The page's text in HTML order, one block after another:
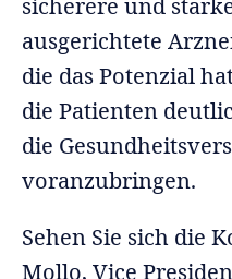
sicherere und
ausgerichtete
die das Potenzial
die Patienten
die
voranzubringen.
Sehen Sie sich die
Mollo, Vice